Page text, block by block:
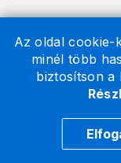
Az oldal cookie-
minél több
biztosítson a
A honlapon
formában
2026 © A Nemzeti
jogvédelem alatt